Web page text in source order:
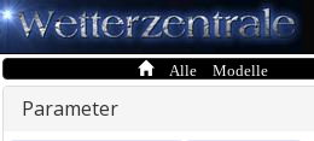
Alle Modelle
Parameter